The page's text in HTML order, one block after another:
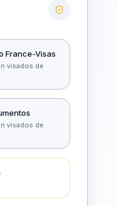
France-Visas
visados de
visados de